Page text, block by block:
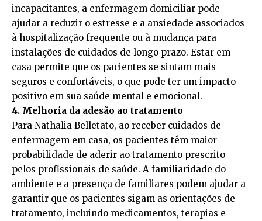
incapacitantes, a enfermagem domiciliar pode
ajudar a reduzir o estresse e a ansiedade associados
à hospitalização frequente ou à mudança para
instalações de cuidados de longo prazo. Estar em
casa permite que os pacientes se sintam mais
seguros e confortáveis, o que pode ter um impacto
positivo em sua saúde mental e emocional.
4. Melhoria da adesão ao tratamento
Para Nathalia Belletato, ao receber cuidados de
enfermagem em casa, os pacientes têm maior
probabilidade de aderir ao tratamento prescrito
pelos profissionais de saúde. A familiaridade do
ambiente e a presença de familiares podem ajudar a
garantir que os pacientes sigam as orientações de
tratamento, incluindo medicamentos, terapias e